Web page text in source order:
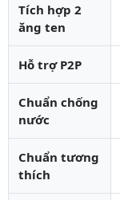
Tích hợp 2
ăng ten
Hỗ trợ P2P
Chuẩn chống
nước
Chuẩn tương
thích